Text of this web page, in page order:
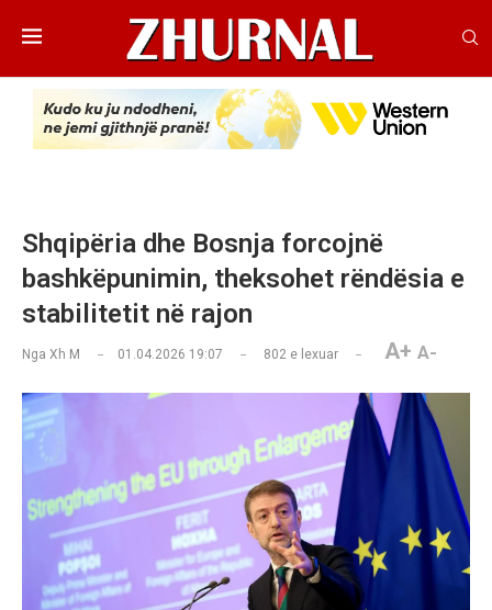
Shqipëria dhe Bosnja forcojnë
bashkëpunimin, theksohet rëndësia e
stabilitetit në rajon
Nga Xh M 01.04.2026 19:07 802 e lexuar A+ A-